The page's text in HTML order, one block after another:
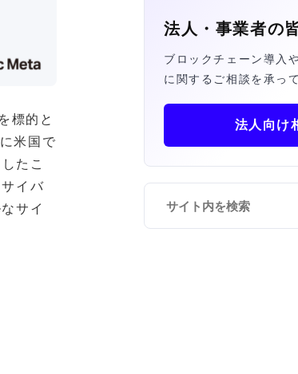
標的と
米国で
たこ
イバ
サイ
法人・事業者の
ブロックチェーン導入
に関するご相談を承っ
法人向け